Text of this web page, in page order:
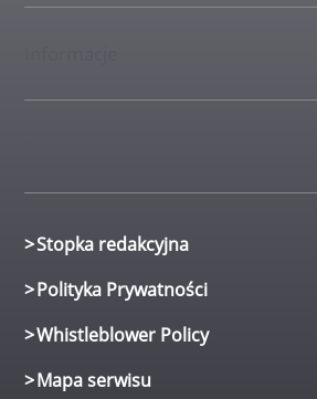
Stopka redakcyjna
Polityka Prywatności
Whistleblower Policy
Mapa serwisu